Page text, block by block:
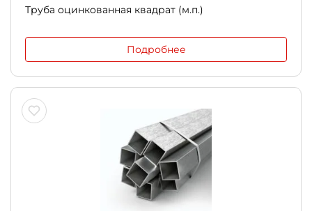
Труба оцинкованная квадрат (м.п.)
Подробнее